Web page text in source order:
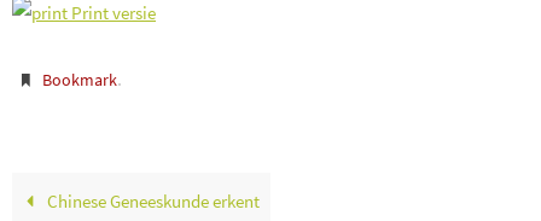
Print versie
Bookmark.
Chinese Geneeskunde erkent